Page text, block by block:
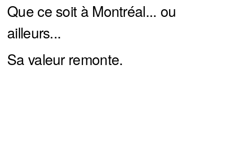
Que ce soit à Montréal... ou
ailleurs...
Sa valeur remonte.